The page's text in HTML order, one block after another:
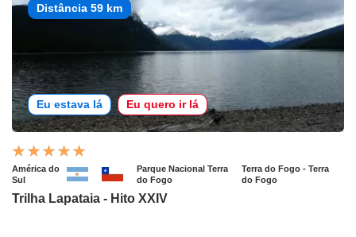
Distância 59 km
Eu estava lá Eu quero ir lá
América do
Sul
Parque Nacional Terra
do Fogo
Terra do Fogo - Terra
do Fogo
Trilha Lapataia - Hito XXIV